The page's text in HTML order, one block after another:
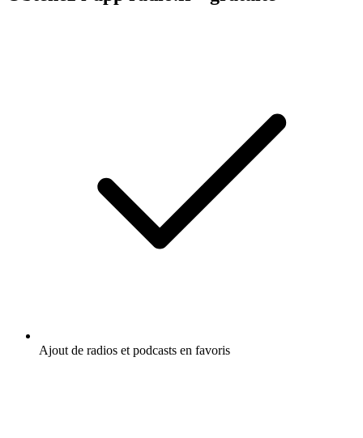
Ajout de radios et podcasts en favoris